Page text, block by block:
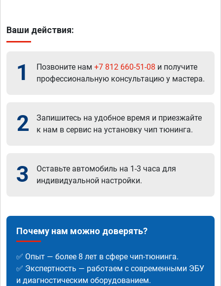
Ваши действия:
1 Позвоните нам +7 812 660-51-08 и получите
профессиональную консультацию у мастера.
2
Запишитесь на удобное время и приезжайте
к нам в сервис на установку чип тюнинга.
3
Оставьте автомобиль на 1-3 часа для
индивидуальной настройки.
Почему нам можно доверять?
✅ Опыт — более 8 лет в сфере чип-тюнинга.
✅ Экспертность — работаем с современными ЭБУ
и диагностическим оборудованием.